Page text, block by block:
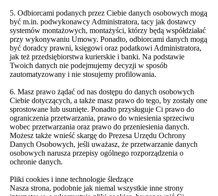
5. Odbiorcami podanych przez Ciebie danych osobowych mogą
być m.in. podwykonawcy Administratora, tacy jak dostawcy
systemów montażowych, montażyści, którzy będą współdziałać
przy wykonywaniu Umowy. Ponadto, odbiorcami danych mogą
być doradcy prawni, księgowi oraz podatkowi Administratora,
jak też przedsiębiorstwa kurierskie i banki. Na podstawie
Twoich danych nie podejmujemy decyzji w sposób
zautomatyzowany i nie stosujemy profilowania.
6. Masz prawo żądać od nas dostępu do danych osobowych
Ciebie dotyczących, a także masz prawo do tego, by zostały one
sprostowane lub usunięte. Ponadto przysługuje Ci prawo do
ograniczenia przetwarzania, prawo do wniesienia sprzeciwu
wobec przetwarzania oraz prawo do przeniesienia danych.
Możesz także wnieść skargę do Prezesa Urzędu Ochrony
Danych Osobowych, jeśli uważasz, że przetwarzanie danych
osobowych narusza przepisy ogólnego rozporządzenia o
ochronie danych.
Pliki cookies i inne technologie śledzące
Nasza strona, podobnie jak niemal wszystkie inne strony